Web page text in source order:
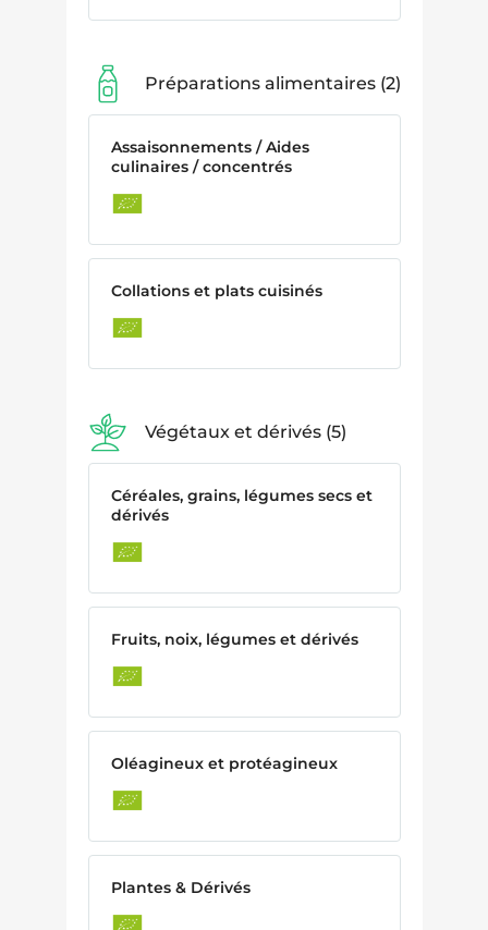
Préparations alimentaires 2
Assaisonnements / Aides
culinaires / concentrés
Collations et plats cuisinés
Végétaux et dérivés 5
Céréales, grains, légumes secs et
dérivés
Fruits, noix, légumes et dérivés
Oléagineux et protéagineux
Plantes & Dérivés